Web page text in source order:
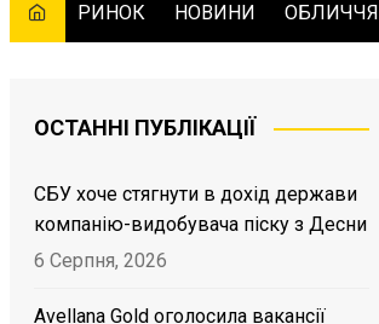
РИНОК НОВИНИ ОБЛИЧЧЯ
ОСТАННІ ПУБЛІКАЦІЇ
СБУ хоче стягнути в дохід держави
компанію-видобувача піску з Десни
6 Серпня, 2026
Avellana Gold оголосила вакансії